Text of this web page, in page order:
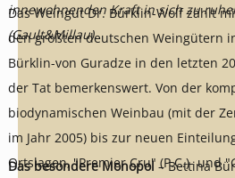
innewohnenden Kraft in sich zu
(Gault&Millau).
Das Weingut Dr. Bürklin-Wolf zählt
den größten deutschen Weingütern
Bürklin-von Guradze in den letzten
der Tat bemerkenswert. Von der
biodynamischen Weinbau (mit der
im Jahr 2005) bis zur neuen
Ortslagen‚ "Premier Cru" (P.C.)- und "Grand Cru" (G.C.)-Lagen,
Das besondere Monopol– Bettina